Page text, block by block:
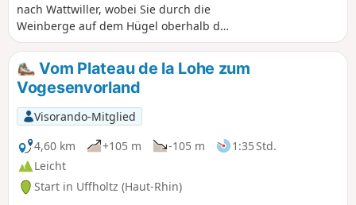
nach Wattwiller, wobei Sie durch die
Weinberge auf dem Hügel oberhalb der
beiden Gemeinden führen.
Vom Plateau de la Lohe zum
Vogesenvorland
Visorando-Mitglied
4,60 km
+105 m -105 m
1:35 Std.
Leicht
Start in Uffholtz (Haut-Rhin)